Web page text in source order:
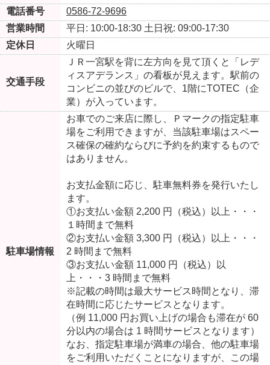
電話番号
0586-72-9696
営業時間
平日: 10:00-18:30 土日祝: 09:00-17:30
定休日
火曜日
交通手段
ＪＲ一宮駅を背に左方向を見て頂くと「レデ
ィスアデランス」の看板が見えます。駅前の
コンビニの並びのビルで、1階にTOTEC（企
業）が入っています。
駐車場情報
お車でのご来店に際し、Ｐマークの指定駐車
場をご利用できますが、当該駐車場はスペー
ス確保の確約ならびに予約を約束するもので
はありません。
お支払金額に応じ、駐車無料券を発行いたし
ます。
①お支払い金額 2,200 円（税込）以上・・・
１時間まで無料
②お支払い金額 3,300 円（税込）以上・・・
2 時間まで無料
③お支払い金額 11,000 円（税込）以
上・・・3 時間まで無料
※記載の時間は最大サービス時間となり、滞
在時間に応じたサービスとなります。
（例 11,000 円お買い上げの場合も滞在が 60
分以内の場合は 1 時間サービスとなります）
なお、指定駐車場が満車の場合、他の駐車場
をご利用いただくことになりますが、この場